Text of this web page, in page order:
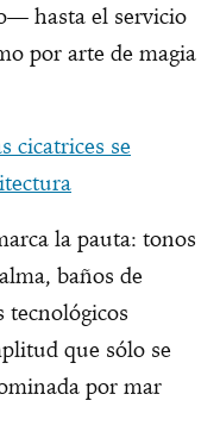
hasta el servicio
por arte de magia
cicatrices se
la pauta: tonos
baños de
tecnológicos
que sólo se
por mar